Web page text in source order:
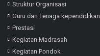
Struktur Organisasi
Guru dan Tenaga kependidikan
Prestasi
Kegiatan Madrasah
Kegiatan Pondok